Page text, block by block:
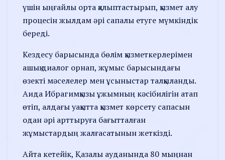
үшін ыңғайлы орта қалыптастырып, қызмет алу
процесін жылдам әрі сапалы етуге мүмкіндік
береді.
Кездесу барысында бөлім қызметкерлерімен
ашық диалог орнап, жұмыс барысындағы
өзекті мәселелер мен ұсыныстар талқыланды.
Аида Ибрагимқызы ұжымның кәсібилігін атап
өтіп, алдағы уақытта қызмет көрсету сапасын
одан әрі арттыруға бағытталған
жұмыстардың жалғасатынын жеткізді.
Айта кетейік, Қазалы ауданында 80 мыңнан